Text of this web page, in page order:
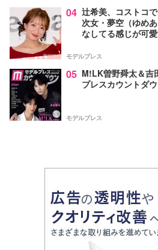
04 辻希美、コストコ
次女・夢空（ゆめ
なしてる感じが可
モデルプレス
05 M!LK曽野舜太＆吉
プレスカウントダ
モデルプレス